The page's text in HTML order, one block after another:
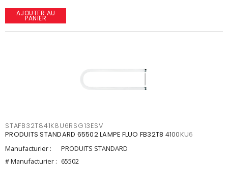
AJOUTER AU
PANIER
STAFB32T841K8U6RSG13ESV
PRODUITS STANDARD 65502 LAMPE FLUO FB32T8 4100KU6
Manufacturier :
PRODUITS STANDARD
# Manufacturier : 65502